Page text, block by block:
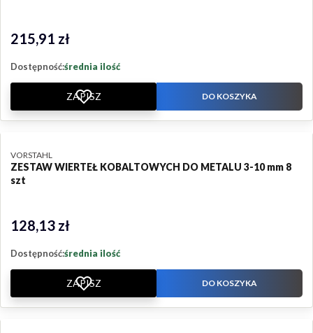
Cena
215,91 zł
Dostępność:średnia ilość
ZAPISZ DO KOSZYKA
ZESTAW WIERTEŁ KOBALTOWYCH DO METALU 3-10 mm 8
szt
PRODUCENT
VORSTAHL
Cena
128,13 zł
Dostępność:średnia ilość
ZAPISZ DO KOSZYKA